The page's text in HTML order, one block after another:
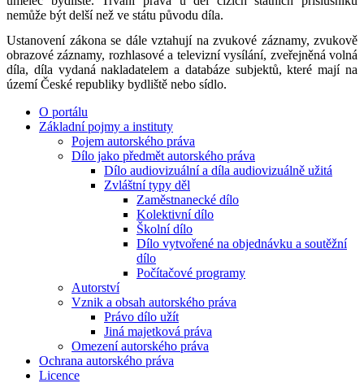
nemůže být delší než ve státu původu díla.
Ustanovení zákona se dále vztahují na zvukové záznamy, zvukově
obrazové záznamy, rozhlasové a televizní vysílání, zveřejněná volná
díla, díla vydaná nakladatelem a databáze subjektů, které mají na
území České republiky bydliště nebo sídlo.
O portálu
Základní pojmy a instituty
Pojem autorského práva
Dílo jako předmět autorského práva
Dílo audiovizuální a díla audiovizuálně užitá
Zvláštní typy děl
Zaměstnanecké dílo
Kolektivní dílo
Školní dílo
Dílo vytvořené na objednávku a soutěžní
dílo
Počítačové programy
Autorství
Vznik a obsah autorského práva
Právo dílo užít
Jiná majetková práva
Omezení autorského práva
Ochrana autorského práva
Licence